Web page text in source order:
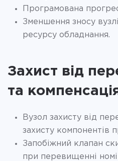
Програмована
Зменшення зносу
ресурсу обладнання.
Захист від
та
Вузол захисту від
захисту компонентів
Запобіжний клапан
при перевищенні